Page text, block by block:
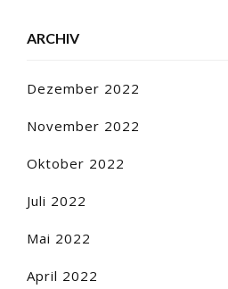
ARCHIV
Dezember 2022
November 2022
Oktober 2022
Juli 2022
Mai 2022
April 2022